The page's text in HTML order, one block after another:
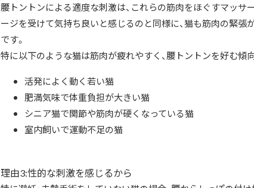
腰トントンによる適度な刺激は、これらの筋肉をほぐすマッサ
ージを受けて気持ち良いと感じるのと同様に、猫も筋肉の緊張
です。
特に以下のような猫は筋肉が疲れやすく、腰トントンを好む傾
活発によく動く若い猫
肥満気味で体重負担が大きい猫
シニア猫で関節や筋肉が硬くなっている猫
室内飼いで運動不足の猫
理由3:性的な刺激を感じるから